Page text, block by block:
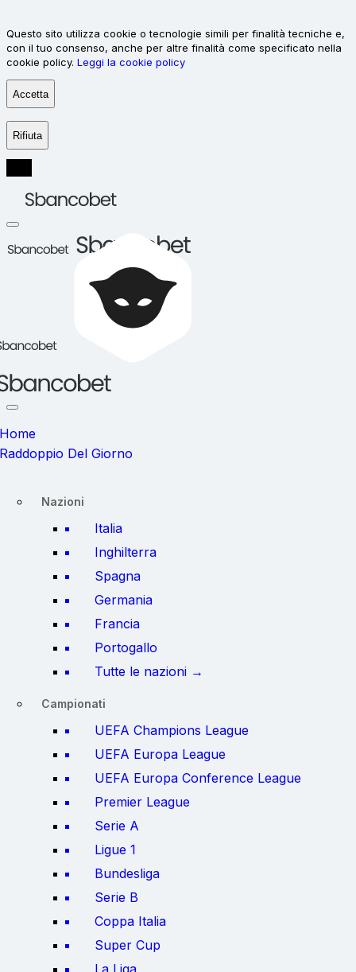
Questo sito utilizza cookie o tecnologie simili per finalità tecniche e,
con il tuo consenso, anche per altre finalità come specificato nella
cookie policy. Leggi la cookie policy
Accetta
Rifiuta
Home
Raddoppio Del Giorno
Nazioni
Italia
Inghilterra
Spagna
Germania
Francia
Portogallo
Tutte le nazioni →
Campionati
UEFA Champions League
UEFA Europa League
UEFA Europa Conference League
Premier League
Serie A
Ligue 1
Bundesliga
Serie B
Coppa Italia
Super Cup
La Liga